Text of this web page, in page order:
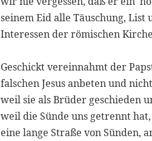
seinem Eid alle Täuschung,
Interessen der römischen
Geschickt vereinnahmt der
falschen Jesus anbeten und
weil sie als Brüder geschieden
weil die Sünde uns getrennt
eine lange Straße von Sünden,